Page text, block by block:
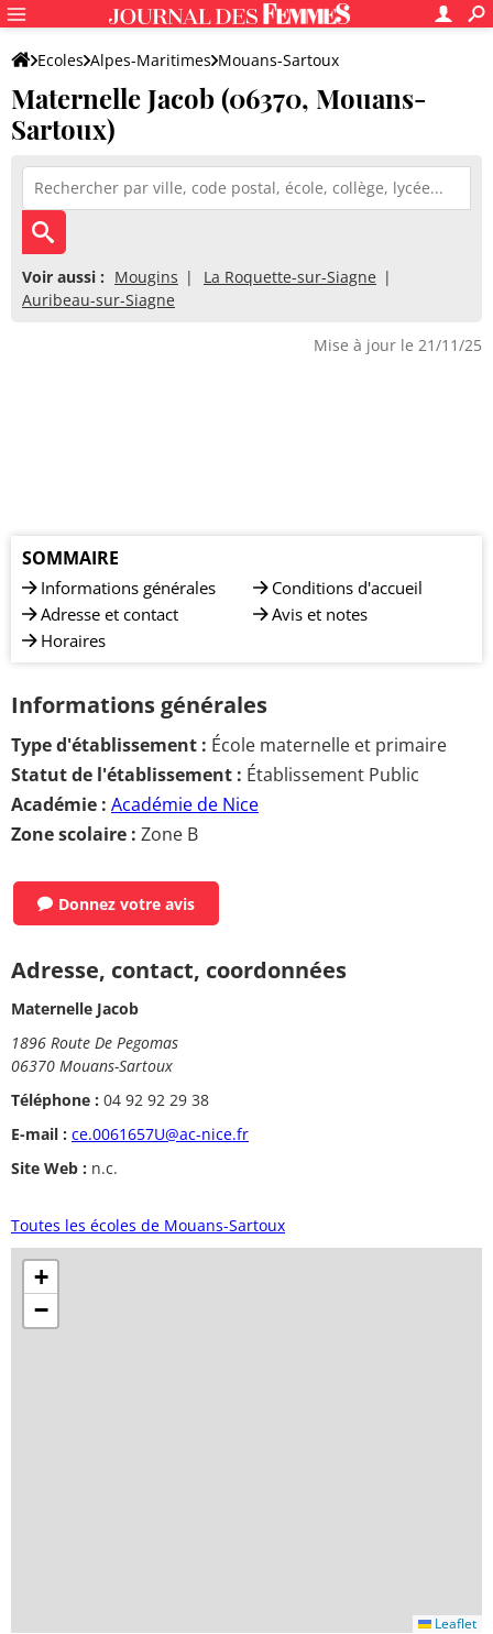
Ecoles Alpes-Maritimes Mouans-Sartoux
Maternelle Jacob
Maternelle Jacob (06370, Mouans-
Sartoux)
Voir aussi : Mougins
La Roquette-sur-Siagne
Auribeau-sur-Siagne
Mise à jour le 21/11/25
SOMMAIRE
Informations générales
Adresse et contact
Horaires
Conditions d'accueil
Avis et notes
Informations générales
Type d'établissement : École maternelle et primaire
Statut de l'établissement : Établissement Public
Académie : Académie de Nice
Zone scolaire : Zone B
Donnez votre avis
Adresse, contact, coordonnées
Maternelle Jacob
1896 Route De Pegomas
06370 Mouans-Sartoux
Téléphone : 04 92 92 29 38
E-mail : ce.0061657U@ac-nice.fr
Site Web : n.c.
Toutes les écoles de Mouans-Sartoux
+
−
Leaflet